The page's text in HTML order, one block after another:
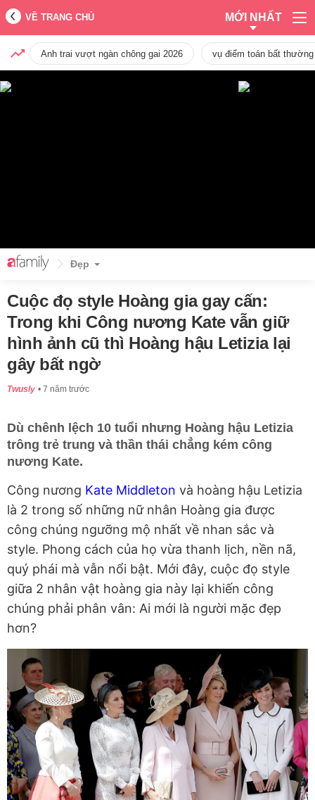
VỀ TRANG CHỦ MỚI NHẤT
Anh trai vượt ngàn chông gai 2026 vụ điểm toán bất
Đẹp
Cuộc đọ style Hoàng gia gay cấn:
Trong khi Công nương Kate vẫn giữ
hình ảnh cũ thì Hoàng hậu Letizia lại
gây bất ngờ
Twusly 7 năm trước
Dù chênh lệch 10 tuổi nhưng Hoàng hậu Letizia
trông trẻ trung và thần thái chẳng kém công
nương Kate.
Công nương Kate Middleton và hoàng hậu Letizia
là 2 trong số những nữ nhân Hoàng gia được
công chúng ngưỡng mộ nhất về nhan sắc và
style. Phong cách của họ vừa thanh lịch, nền nã,
quý phái mà vẫn nổi bật. Mới đây, cuộc đọ style
giữa 2 nhân vật hoàng gia này lại khiến công
chúng phải phân vân: Ai mới là người mặc đẹp
hơn?